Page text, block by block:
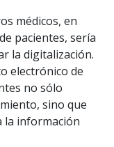
médicos, en
pacientes, sería
la digitalización.
electrónico de
no sólo
sino que
la información